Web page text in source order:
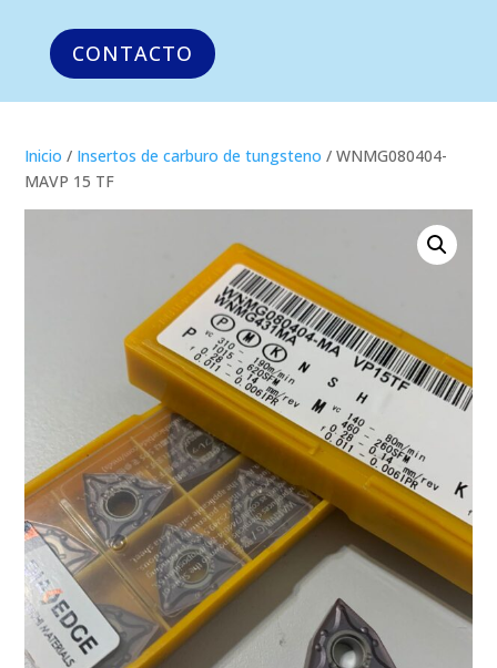
CONTACTO
Inicio / Insertos de carburo de tungsteno / WNMG080404-
MAVP 15 TF